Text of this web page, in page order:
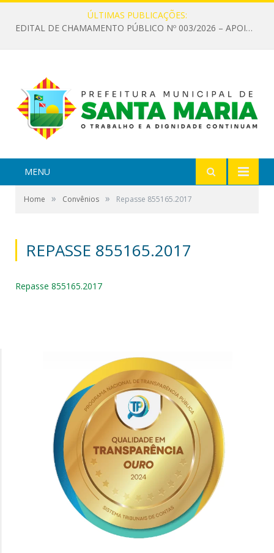
ÚLTIMAS PUBLICAÇÕES:
EDITAL DE CHAMAMENTO PÚBLICO Nº 003/2026 – APOIO À INFRAESTRUTURA CULTURAL
MENU
Home » Convênios » Repasse 855165.2017
REPASSE 855165.2017
Repasse 855165.2017